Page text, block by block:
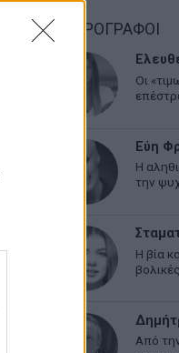
ΑΡΘΡΟΓΡΑΦΟΙ
Οι
Εύη
Η
την
Η βία
Από